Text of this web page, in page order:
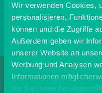
Wir verwenden Cookies,
personalisieren,
können und die Zugriffe
Außerdem geben wir
unserer Website an
Werbung und Analysen
Informationen
die Sie ihnen
Informiere